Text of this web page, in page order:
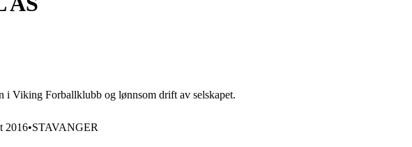
i Viking Forballklubb og lønnsom drift av selskapet.
2016•STAVANGER